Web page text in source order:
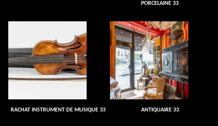
PORCELAINE 33
RACHAT INSTRUMENT DE MUSIQUE 33 ANTIQUAIRE 33